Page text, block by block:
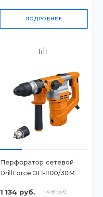
ПОДРОБНЕЕ
Перфоратор сетевой
DrillForce ЭП-1100/30М
1 134 руб. 1 418 руб.